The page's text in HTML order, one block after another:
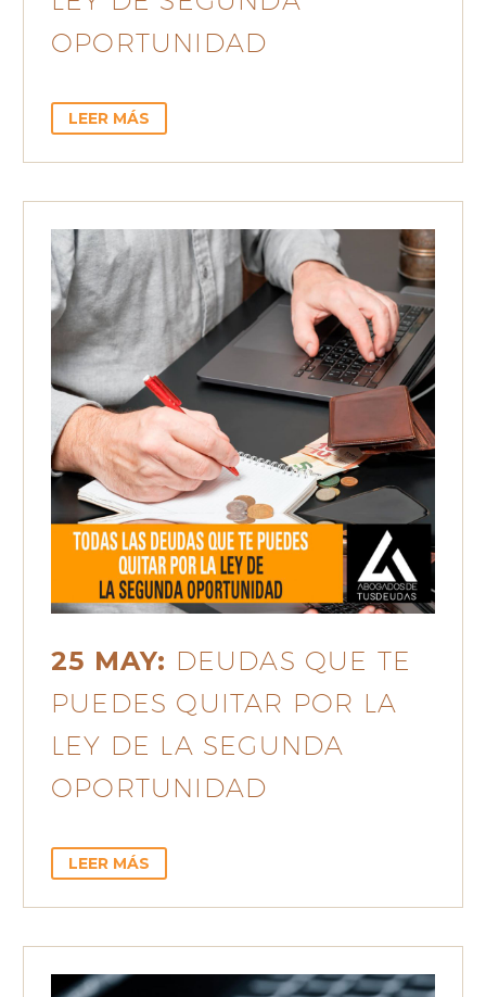
OPORTUNIDAD
LEER MÁS
25 MAY: DEUDAS QUE TE
PUEDES QUITAR POR LA
LEY DE LA SEGUNDA
OPORTUNIDAD
LEER MÁS